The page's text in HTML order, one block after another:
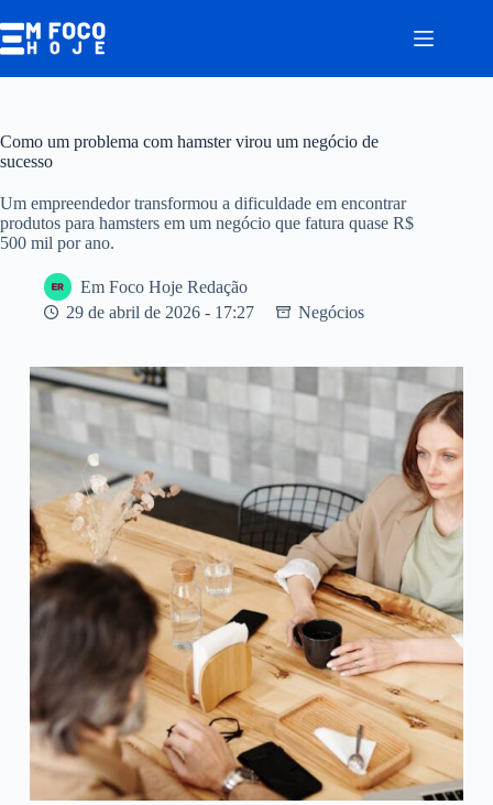
para
o
Como um problema com hamster virou um negócio de
sucesso
Um empreendedor transformou a dificuldade em encontrar
produtos para hamsters em um negócio que fatura quase R$
500 mil por ano.
Em Foco Hoje Redação
29 de abril de 2026 - 17:27
Negócios